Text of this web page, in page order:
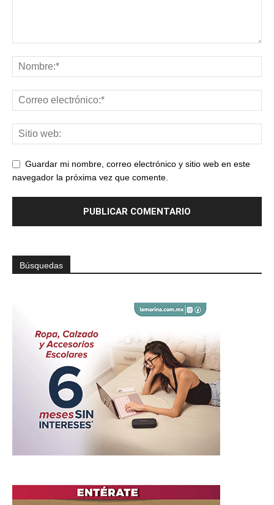
Guardar mi nombre, correo electrónico y sitio web en este
navegador la próxima vez que comente.
Búsquedas